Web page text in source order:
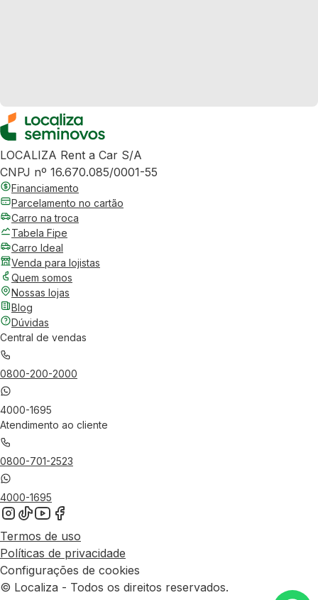
LOCALIZA Rent a Car S/A
CNPJ nº 16.670.085/0001-55
Financiamento
Parcelamento no cartão
Carro na troca
Tabela Fipe
Carro Ideal
Venda para lojistas
Quem somos
Nossas lojas
Blog
Dúvidas
Central de vendas
0800-200-2000
4000-1695
Atendimento ao cliente
0800-701-2523
4000-1695
Termos de uso
Políticas de privacidade
Configurações de cookies
© Localiza - Todos os direitos reservados.